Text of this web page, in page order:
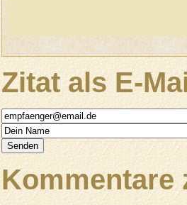
Zitat als E-
Kommentare